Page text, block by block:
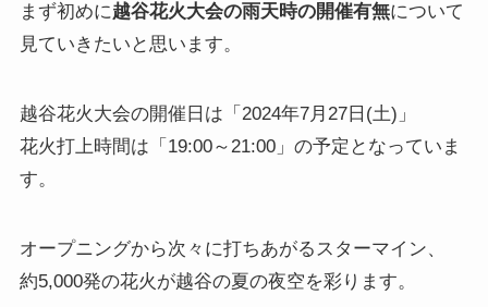
まず初めに越谷花火大会の雨天時の開催有無について
見ていきたいと思います。
越谷花火大会の開催日は「2024年7月27日(土)」
花火打上時間は「19:00～21:00」の予定となっていま
す。
オープニングから次々に打ちあがるスターマイン、
約5,000発の花火が越谷の夏の夜空を彩ります。